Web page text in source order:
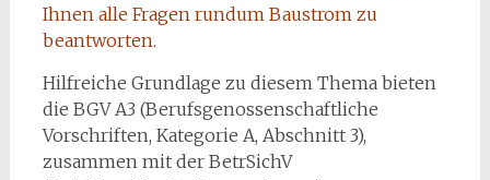
Ihnen alle Fragen rundum Baustrom zu
beantworten.
Hilfreiche Grundlage zu diesem Thema bieten
die BGV A3 (Berufsgenossenschaftliche
Vorschriften, Kategorie A, Abschnitt 3),
zusammen mit der BetrSichV